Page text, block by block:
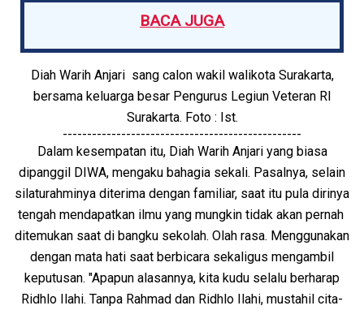
BACA JUGA
Diah Warih Anjari sang calon wakil walikota Surakarta,
bersama keluarga besar Pengurus Legiun Veteran RI
Surakarta. Foto : Ist.
-------------------------------------------------
Dalam kesempatan itu, Diah Warih Anjari yang biasa
dipanggil DIWA, mengaku bahagia sekali. Pasalnya, selain
silaturahminya diterima dengan familiar, saat itu pula dirinya
tengah mendapatkan ilmu yang mungkin tidak akan pernah
ditemukan saat di bangku sekolah. Olah rasa. Menggunakan
dengan mata hati saat berbicara sekaligus mengambil
keputusan. "Apapun alasannya, kita kudu selalu berharap
Ridhlo Ilahi. Tanpa Rahmad dan Ridhlo Ilahi, mustahil cita-